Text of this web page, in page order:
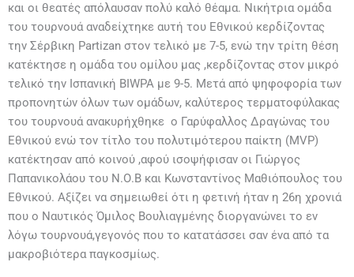
και οι θεατές απόλαυσαν πολύ καλό θέαμα. Νικήτρια ομάδα
του τουρνουά αναδείχτηκε αυτή του Εθνικού κερδίζοντας
την Σέρβικη Partizan στον τελικό με 7-5, ενώ την τρίτη θέση
κατέκτησε η ομάδα του ομίλου μας ,κερδίζοντας στον μικρό
τελικό την Ισπανική BIWPA με 9-5. Μετά από ψηφοφορία των
προπονητών όλων των ομάδων, καλύτερος τερματοφύλακας
του τουρνουά ανακυρήχθηκε ο Γαρύφαλλος Δραγώνας του
Εθνικού ενώ τον τίτλο του πολυτιμότερου παίκτη (MVP)
κατέκτησαν από κοινού ,αφού ισοψήφισαν οι Γιώργος
Παπανικολάου του Ν.Ο.Β και Κωνσταντίνος Μαθιόπουλος του
Εθνικού. Αξίζει να σημειωθεί ότι η φετινή ήταν η 26η χρονιά
που ο Ναυτικός Όμιλος Βουλιαγμένης διοργανώνει το εν
λόγω τουρνουά,γεγονός που το κατατάσσει σαν ένα από τα
μακροβιότερα παγκοσμίως.